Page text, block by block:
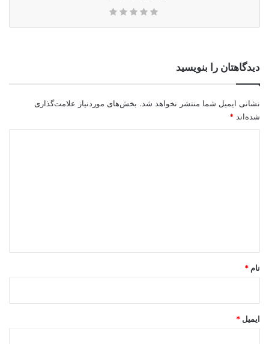
دیدگاهتان را بنویسید
نشانی ایمیل شما منتشر نخواهد شد. بخش‌های موردنیاز علامت‌گذاری
شده‌اند *
نام *
ایمیل *